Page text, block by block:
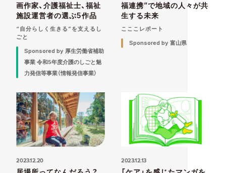
画作家、介護福祉士、福祉
施設運営者の選ぶ5作品
“自分らしく生きる”を支えるし
ごと
Sponsored by 厚生労働省補助
事業 令和5年度介護のしごと魅
力発信等事業（情報発信事業）
福連携”で地域の人々が共
生する未来
こここレポート
Sponsored by 富山県
2023.12.20 2023.12.13